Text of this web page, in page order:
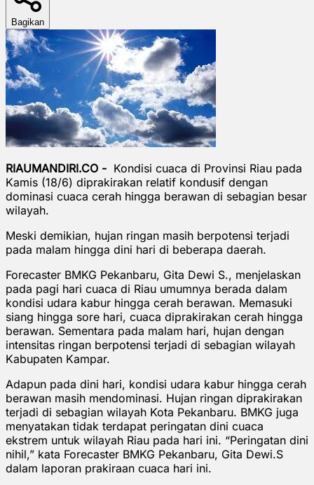
Bagikan
RIAUMANDIRI.CO - Kondisi cuaca di Provinsi Riau pada
Kamis (18/6) diprakirakan relatif kondusif dengan
dominasi cuaca cerah hingga berawan di sebagian besar
wilayah.
Meski demikian, hujan ringan masih berpotensi terjadi
pada malam hingga dini hari di beberapa daerah.
Forecaster BMKG Pekanbaru, Gita Dewi S., menjelaskan
pada pagi hari cuaca di Riau umumnya berada dalam
kondisi udara kabur hingga cerah berawan. Memasuki
siang hingga sore hari, cuaca diprakirakan cerah hingga
berawan. Sementara pada malam hari, hujan dengan
intensitas ringan berpotensi terjadi di sebagian wilayah
Kabupaten Kampar.
Adapun pada dini hari, kondisi udara kabur hingga cerah
berawan masih mendominasi. Hujan ringan diprakirakan
terjadi di sebagian wilayah Kota Pekanbaru. BMKG juga
menyatakan tidak terdapat peringatan dini cuaca
ekstrem untuk wilayah Riau pada hari ini. “Peringatan dini
nihil,” kata Forecaster BMKG Pekanbaru, Gita Dewi.S
dalam laporan prakiraan cuaca hari ini.